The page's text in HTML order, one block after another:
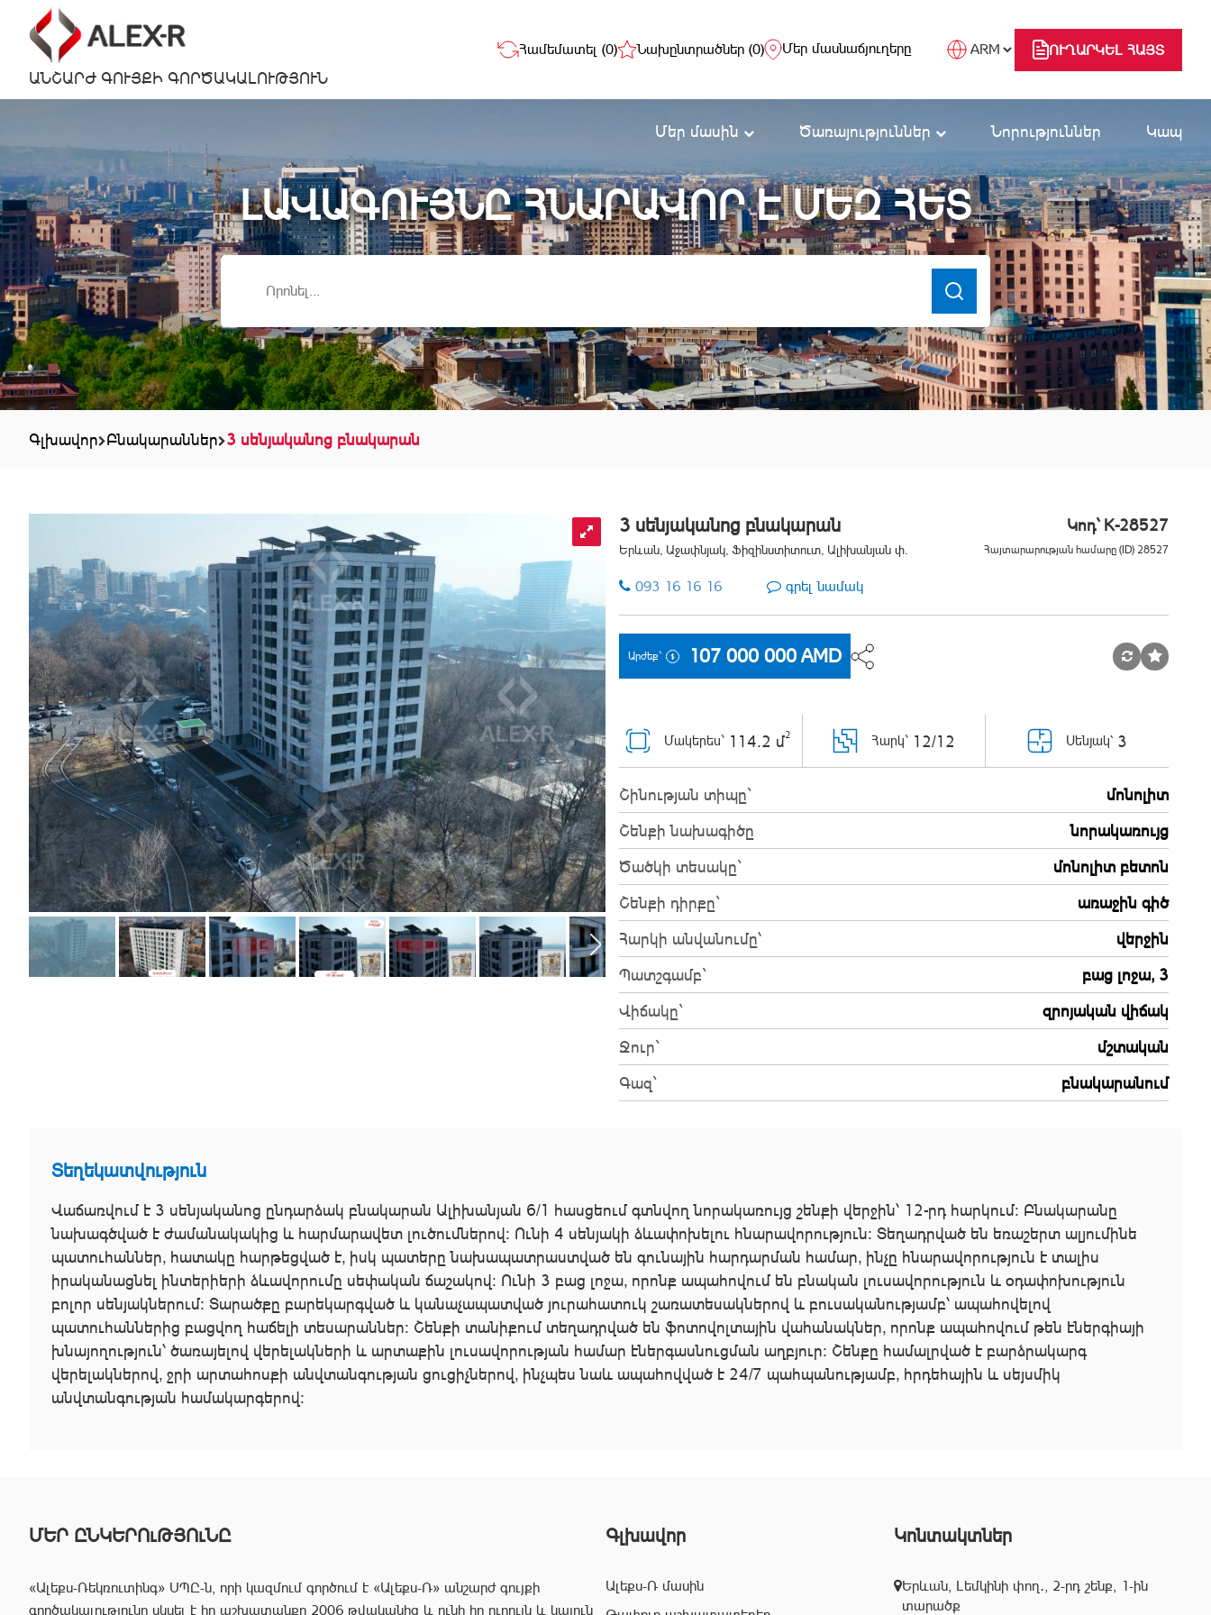
ԱՆՇԱՐԺ ԳՈՒՅՔԻ ԳՈՐԾԱԿԱԼՈՒԹՅՈՒՆ
Համեմատել (0) Նախընտրածներ (0) Մեր մասնաճյուղերը ՈՒՂԱՐԿԵԼ ՀԱՅՏ
Մեր մասին Ծառայություններ Նորություններ Կապ
ԼԱՎԱԳՈՒՅՆԸ ՀՆԱՐԱՎՈՐ Է ՄԵԶ ՀԵՏ
Գլխավոր Բնակարաններ 3 սենյականոց բնակարան
3 սենյականոց բնակարան Կոդ` K-28527
Երևան, Աջափնյակ, Ֆիզինստիտուտ, Ալիխանյան փ. Հայտարարության համարը (ID) 28527
093 16 16 16 գրել նամակ
Արժեք` 107 000 000 AMD
Սենյակ՝ 3
Մակերես` 114.2 մ2 Հարկ` 12/12
Շինության տիպը`
մոնոլիտ
Շենքի նախագիծը
նորակառույց
Ծածկի տեսակը`
մոնոլիտ բետոն
Շենքի դիրքը`
առաջին գիծ
Հարկի անվանումը՝
վերջին
Պատշգամբ`
բաց լոջա, 3
Վիճակը`
զրոյական վիճակ
Ջուր`
մշտական
Գազ`
բնակարանում
Տեղեկատվություն
Վաճառվում է 3 սենյականոց ընդարձակ բնակարան Ալիխանյան 6/1 հասցեում գտնվող նորակառույց շենքի վերջին՝ 12-րդ հարկում։ Բնակարանը
նախագծված է ժամանակակից և հարմարավետ լուծումներով։ Ունի 4 սենյակի ձևափոխելու հնարավորություն։ Տեղադրված են եռաշերտ ալյումինե
պատուհաններ, հատակը հարթեցված է, իսկ պատերը նախապատրաստված են գունային հարդարման համար, ինչը հնարավորություն է տալիս
իրականացնել ինտերիերի ձևավորումը սեփական ճաշակով։ Ունի 3 բաց լոջա, որոնք ապահովում են բնական լուսավորություն և օդափոխություն
բոլոր սենյակներում։ Տարածքը բարեկարգված և կանաչապատված յուրահատուկ շառատեսակներով և բուսականությամբ՝ ապահովելով
պատուհաններից բացվող հաճելի տեսարաններ։ Շենքի տանիքում տեղադրված են ֆոտովոլտային վահանակներ, որոնք ապահովում թեն էներգիայի
խնայողություն՝ ծառայելով վերելակների և արտաքին լուսավորության համար էներգասնուցման աղբյուր։ Շենքը համալրված է բարձրակարգ
վերելակներով, ջրի արտահոսքի անվտանգության ցուցիչներով, ինչպես նաև ապահովված է 24/7 պահպանությամբ, հրդեհային և սեյսմիկ
անվտանգության համակարգերով։
ՄԵՐ ԸՆԿԵՐՈւԹՅՈւՆԸ
«Ալեքս-Ռեկռուտինգ» ՍՊԸ-ն, որի կազմում գործում է «Ալեքս-Ռ» անշարժ գույքի
գործակալությունը սկսել է իր աշխատանքը 2006 թվականից և ունի իր ուրույն և կայուն
Գլխավոր
Ալեքս-Ռ մասին
Կոնտակտներ
Երևան, Լեմկինի փող․, 2-րդ շենք, 1-ին
տարածք